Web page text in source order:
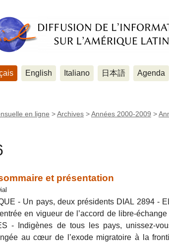
English Italiano 日本語 Agenda
en ligne >Archives >Années 2000-2009 >
et présentation
- Un pays, deux présidents DIAL 2894 -
en vigueur de l’accord de libre-
- Indigènes de tous les pays, unissez-
au cœur de l’exode migratoire à la